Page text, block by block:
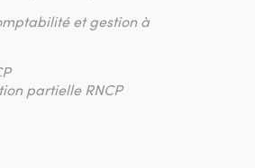
et gestion à
partielle RNCP